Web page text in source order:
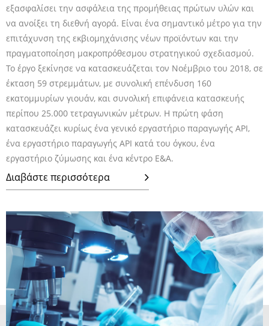
εξασφαλίσει την ασφάλεια της προμήθειας πρώτων υλών και
να ανοίξει τη διεθνή αγορά. Είναι ένα σημαντικό μέτρο για την
επιτάχυνση της εκβιομηχάνισης νέων προϊόντων και την
πραγματοποίηση μακροπρόθεσμου στρατηγικού σχεδιασμού.
Το έργο ξεκίνησε να κατασκευάζεται τον Νοέμβριο του 2018, σε
έκταση 59 στρεμμάτων, με συνολική επένδυση 160
εκατομμυρίων γιουάν, και συνολική επιφάνεια κατασκευής
περίπου 25.000 τετραγωνικών μέτρων. Η πρώτη φάση
κατασκευάζει κυρίως ένα γενικό εργαστήριο παραγωγής API,
ένα εργαστήριο παραγωγής API κατά του όγκου, ένα
εργαστήριο ζύμωσης και ένα κέντρο Ε&Α.
Διαβάστε περισσότερα